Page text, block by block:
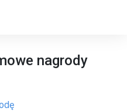
nagrody